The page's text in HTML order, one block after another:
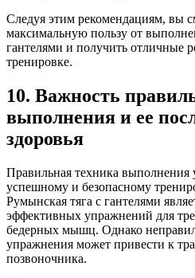
Следуя этим рекомендациям, вы
максимальную пользу от
гантелями и получить отличные
тренировке.
10. Важность
выполнения и ее
здоровья
Правильная техника
успешному и безопасному
Румынская тяга с гантелями
эффективных упражнений для
бедерных мышц. Однако
упражнения может привести к
позвоночника.